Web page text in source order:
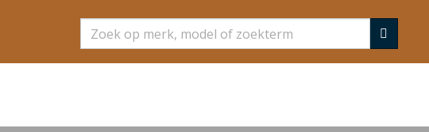
Zoeken